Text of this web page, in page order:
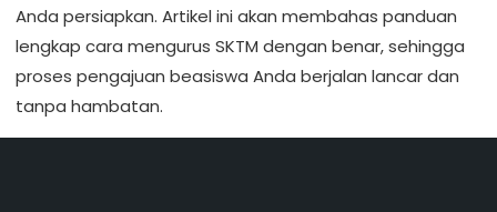
Anda persiapkan. Artikel ini akan membahas panduan
lengkap cara mengurus SKTM dengan benar, sehingga
proses pengajuan beasiswa Anda berjalan lancar dan
tanpa hambatan.